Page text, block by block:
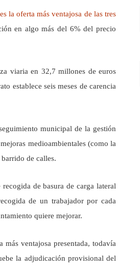
es la oferta más ventajosa de las tres
en algo más del 6% del precio
viaria en 32,7 millones de euros
establece seis meses de carencia
municipal de la gestión
medioambientales (como la
de calles.
de basura de carga lateral
de un trabajador por cada
quiere mejorar.
ventajosa presentada, todavía
la adjudicación provisional del